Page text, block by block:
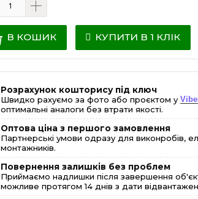
В КОШИК КУПИТИ В 1 КЛІК
Розрахунок кошторису під ключ
Швидко рахуємо за фото або проєктом у
оптимальні аналоги без втрати якості.
Оптова ціна з першого замовлення
Партнерські умови одразу для виконробів,
монтажників.
Повернення залишків без проблем
Приймаємо надлишки після завершення
можливе протягом 14 днів з дати